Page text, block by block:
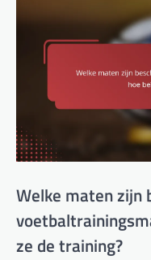
Welke maten zijn
ze de training?